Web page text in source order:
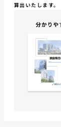
算出いたします。